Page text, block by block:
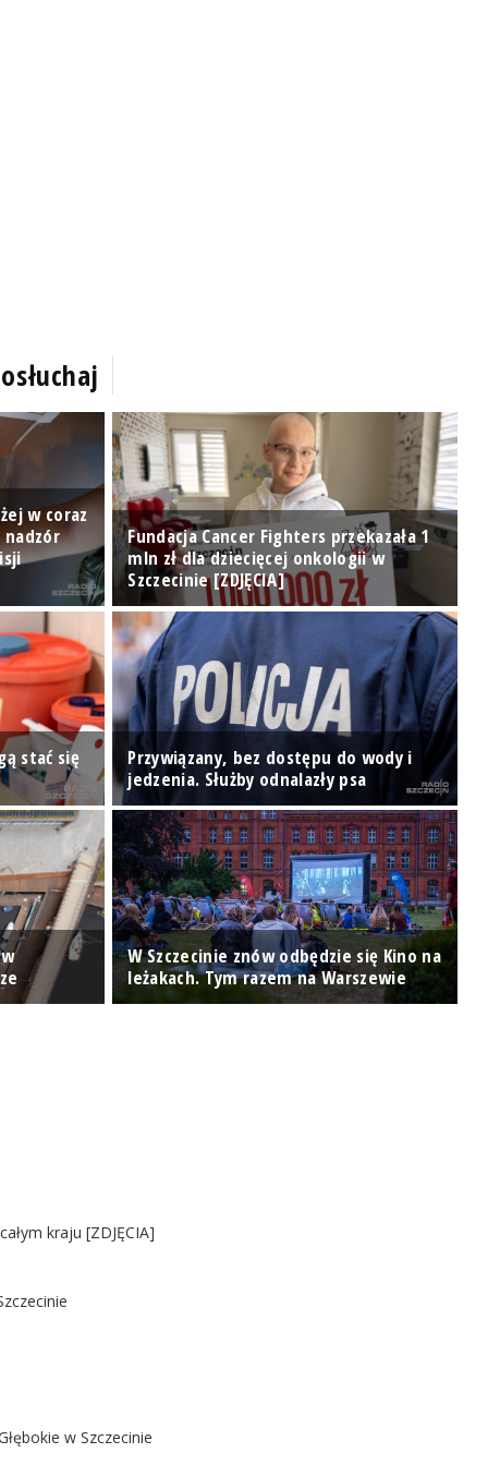
w coraz
nadzór
Fundacja Cancer Fighters przekazała 1
mln zł dla dziecięcej onkologii w
Szczecinie [ZDJĘCIA]
stać się
Przywiązany, bez dostępu do wody i
jedzenia. Służby odnalazły psa
W Szczecinie znów odbędzie się Kino na
leżakach. Tym razem na Warszewie
kraju [ZDJĘCIA]
w Szczecinie